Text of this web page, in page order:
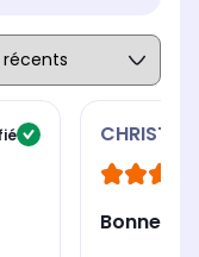
matérielle
Bonne